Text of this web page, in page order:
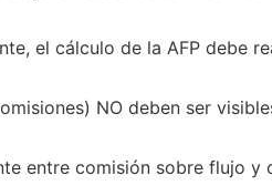
el cálculo de la AFP debe
NO deben ser
entre comisión sobre flujo